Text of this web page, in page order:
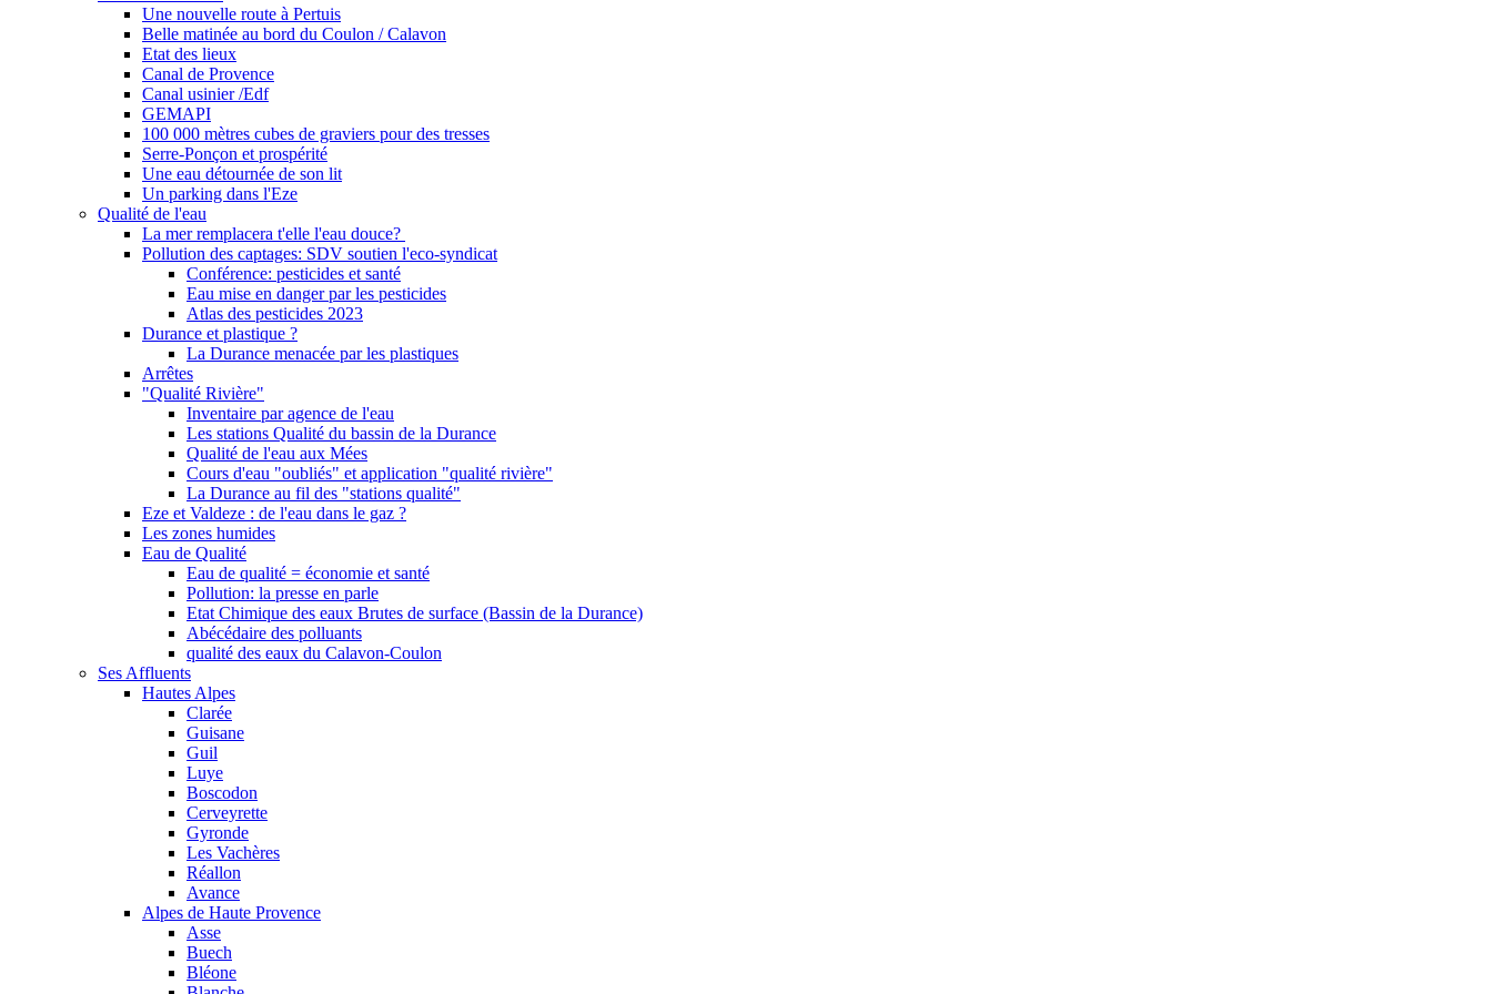
Une nouvelle route à Pertuis
Belle matinée au bord du Coulon / Calavon
Etat des lieux
Canal de Provence
Canal usinier /Edf
GEMAPI
100 000 mètres cubes de graviers pour des tresses
Serre-Ponçon et prospérité
Une eau détournée de son lit
Un parking dans l'Eze
Qualité de l'eau
La mer remplacera t'elle l'eau douce?
Pollution des captages: SDV soutien l'eco-syndicat
Conférence: pesticides et santé
Eau mise en danger par les pesticides
Atlas des pesticides 2023
Durance et plastique ?
La Durance menacée par les plastiques
Arrêtes
"Qualité Rivière"
Inventaire par agence de l'eau
Les stations Qualité du bassin de la Durance
Qualité de l'eau aux Mées
Cours d'eau "oubliés" et application "qualité rivière"
La Durance au fil des "stations qualité"
Eze et Valdeze : de l'eau dans le gaz ?
Les zones humides
Eau de Qualité
Eau de qualité = économie et santé
Pollution: la presse en parle
Etat Chimique des eaux Brutes de surface (Bassin de la Durance)
Abécédaire des polluants
qualité des eaux du Calavon-Coulon
Ses Affluents
Hautes Alpes
Clarée
Guisane
Guil
Luye
Boscodon
Cerveyrette
Gyronde
Les Vachères
Réallon
Avance
Alpes de Haute Provence
Asse
Buech
Bléone